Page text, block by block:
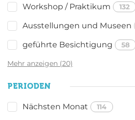
Workshop / Praktikum 132
Ausstellungen und Museen
geführte Besichtigung 58
Mehr anzeigen (20)
PERIODEN
Nächsten Monat 114